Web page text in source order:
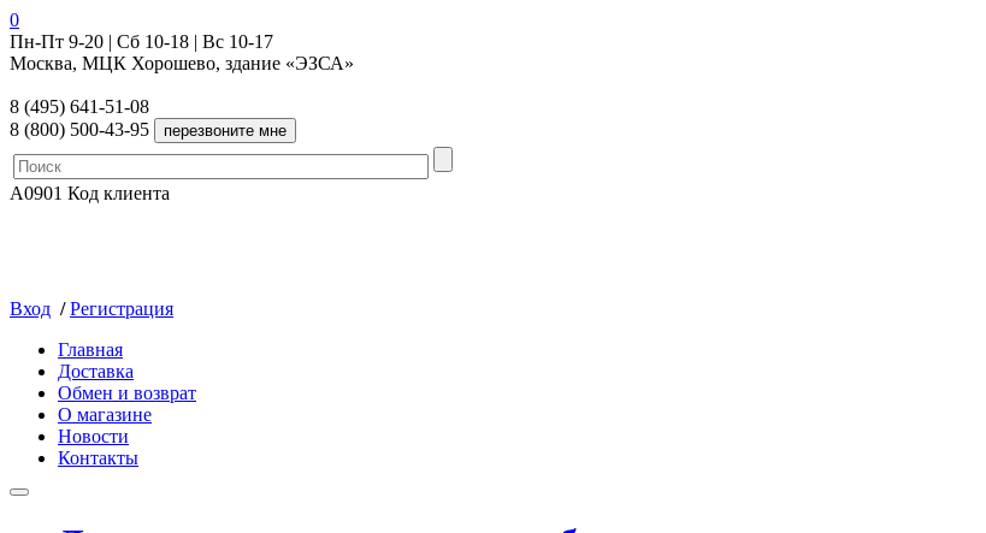
0
Пн-Пт 9-20 | Сб 10-18 | Вс 10-17
Москва, МЦК Хорошево, здание «ЭЗСА»
8 (495) 641-51-08
8 (800) 500-43-95
A0901 Код клиента
Вход / Регистрация
Главная
Доставка
Обмен и возврат
О магазине
Новости
Контакты